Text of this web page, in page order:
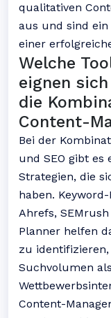
qualitativen
aus und sind
einer
Welche
eignen
die
Content-
Bei der
und SEO gibt es
Strategien, die
haben.
Ahrefs,
Planner helfen
zu identifizieren,
Suchvolumen
Content-